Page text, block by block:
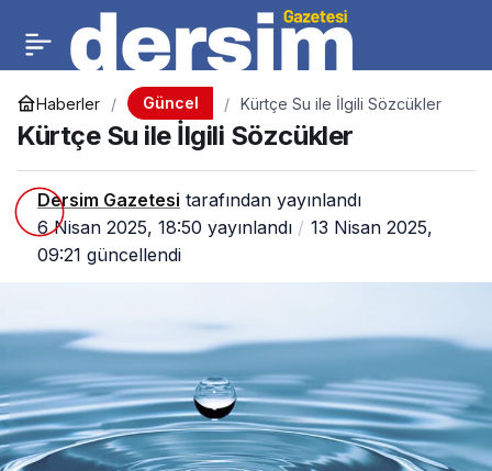
Haberler Güncel Kürtçe Su ile İlgili Sözcükler
Kürtçe Su ile İlgili Sözcükler
Dersim Gazetesi tarafından yayınlandı
6 Nisan 2025, 18:50 yayınlandı
13 Nisan 2025,
09:21 güncellendi